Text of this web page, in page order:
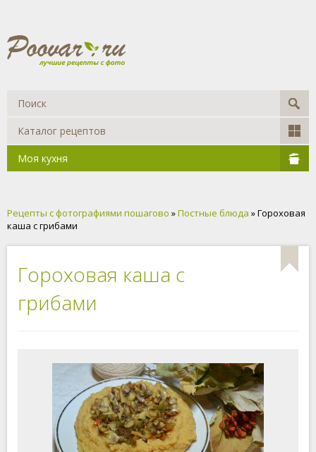
Каталог рецептов
Моя кухня
Рецепты с фотографиями пошагово »Постные блюда » Гороховая
каша с грибами
Гороховая каша с
грибами